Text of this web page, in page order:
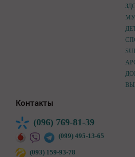
Контакты
(096) 769-81-39
(099) 495-13-65
(093) 159-93-78